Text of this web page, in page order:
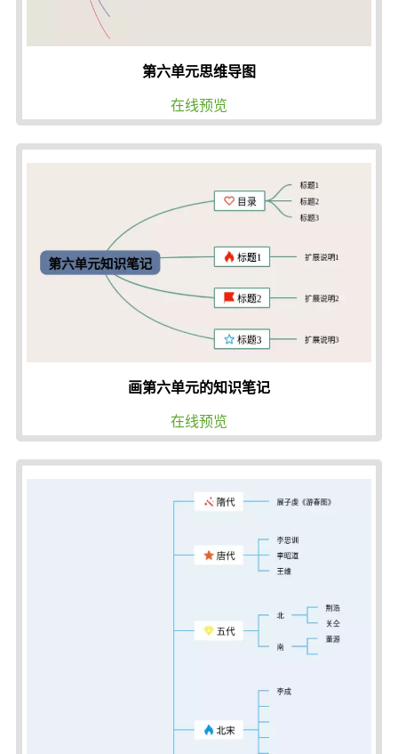
第六单元思维导图
在线预览
画第六单元的知识笔记
在线预览